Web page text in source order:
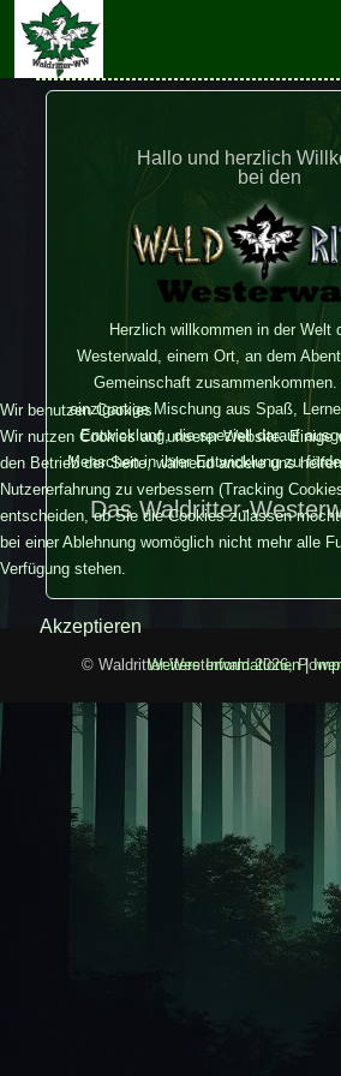
Hallo und herzlich
bei den
Herzlich willkommen in der Welt
Westerwald, einem Ort, an dem
Gemeinschaft
einzigartige Mischung aus Spaß,
Entwicklung, die speziell darauf
Menschen in ihrer Entwicklung zu
Das Waldritter-
© Waldritter-Westerwald 2026,
Wir benutzen Cookies
Wir nutzen Cookies auf unserer Website.
den Betrieb der Seite, während andere uns
Nutzererfahrung zu verbessern (Tracking
entscheiden, ob Sie die Cookies zulassen
bei einer Ablehnung womöglich nicht mehr alle
Verfügung stehen.
Akzeptieren
Weitere Informationen|